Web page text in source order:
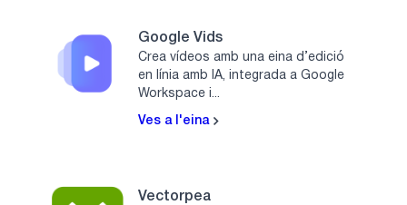
Google Vids
Crea vídeos amb una eina d’edició
en línia amb IA, integrada a Google
Workspace i...
Ves a l'eina
Vectorpea